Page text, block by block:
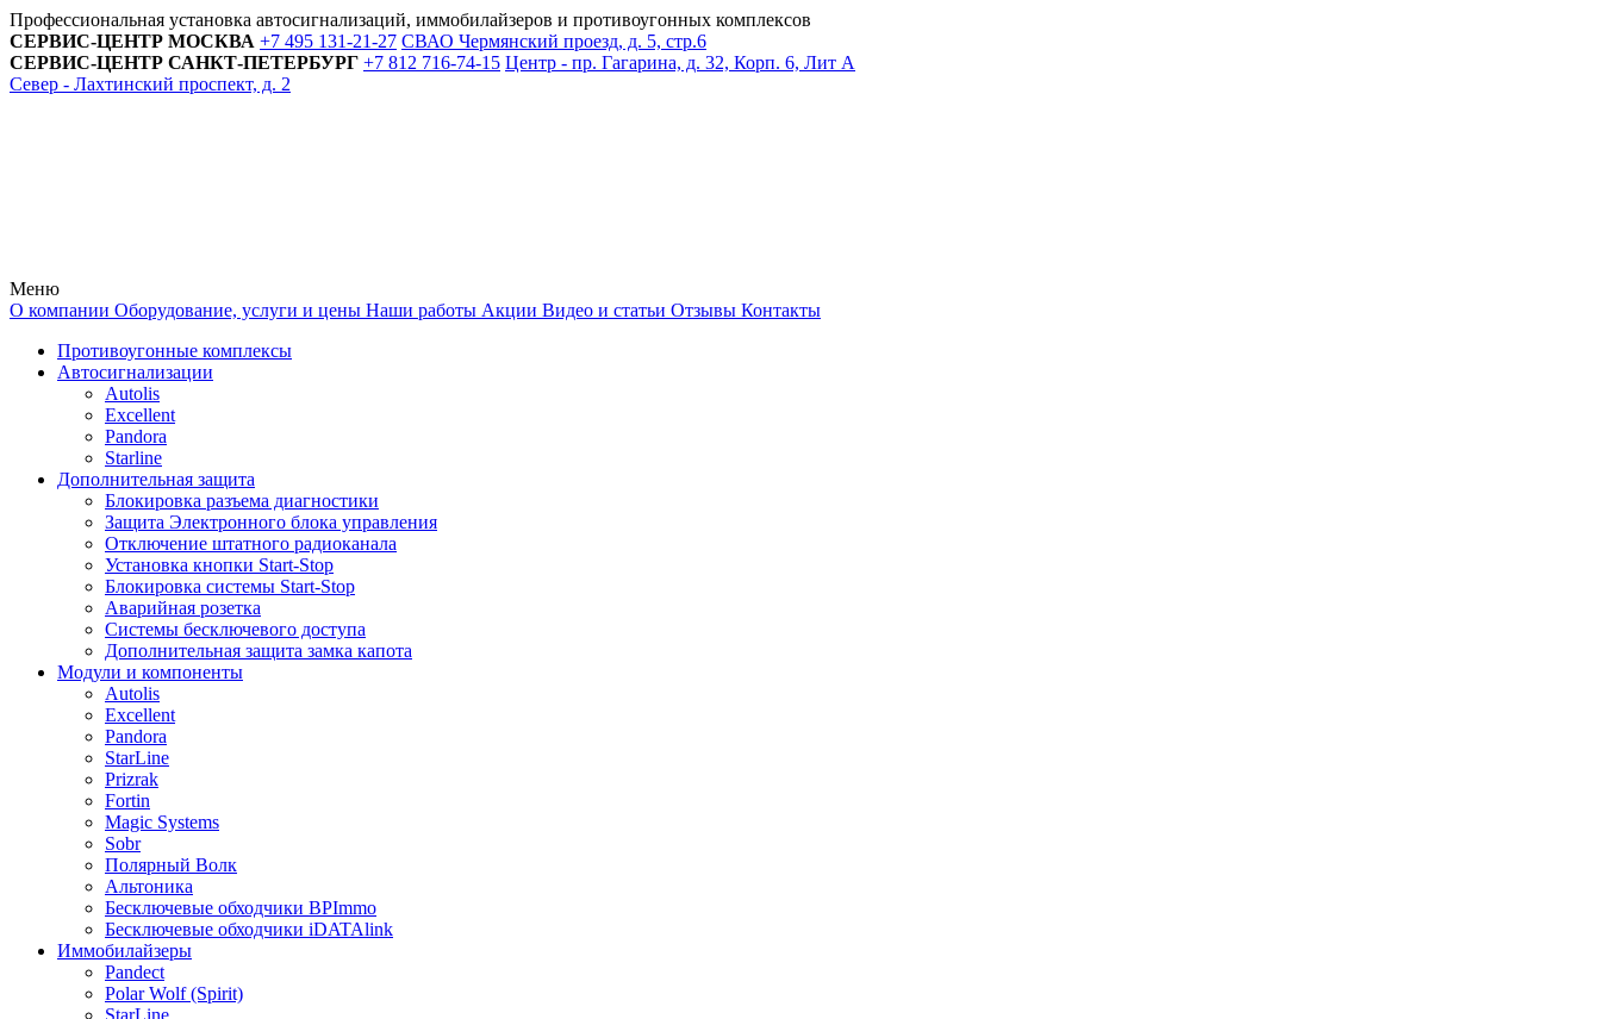
Профессиональная установка автосигнализаций, иммобилайзеров и противоугонных комплексов
СЕРВИС-ЦЕНТР МОСКВА +7 495 131-21-27 СВАО Чермянский проезд, д. 5, стр.6
СЕРВИС-ЦЕНТР САНКТ-ПЕТЕРБУРГ +7 812 716-74-15 Центр - пр. Гагарина, д. 32, Корп. 6, Лит А
Север - Лахтинский проспект, д. 2
Меню
О компании Оборудование, услуги и цены Наши работы Акции Видео и статьи Отзывы Контакты
Противоугонные комплексы
Автосигнализации
Autolis
Excellent
Pandora
Starline
Дополнительная защита
Блокировка разъема диагностики
Защита Электронного блока управления
Отключение штатного радиоканала
Установка кнопки Start-Stop
Блокировка системы Start-Stop
Аварийная розетка
Системы бесключевого доступа
Дополнительная защита замка капота
Модули и компоненты
Autolis
Excellent
Pandora
StarLine
Prizrak
Fortin
Magic Systems
Sobr
Полярный Волк
Альтоника
Бесключевые обходчики BPImmo
Бесключевые обходчики iDATAlink
Иммобилайзеры
Pandect
Polar Wolf (Spirit)
StarLine